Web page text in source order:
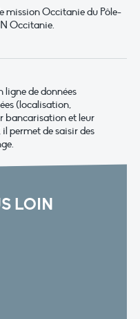
mission Occitanie du Pôle-
Occitanie.
ligne de données
(localisation,
bancarisation et leur
permet de saisir des
LOIN